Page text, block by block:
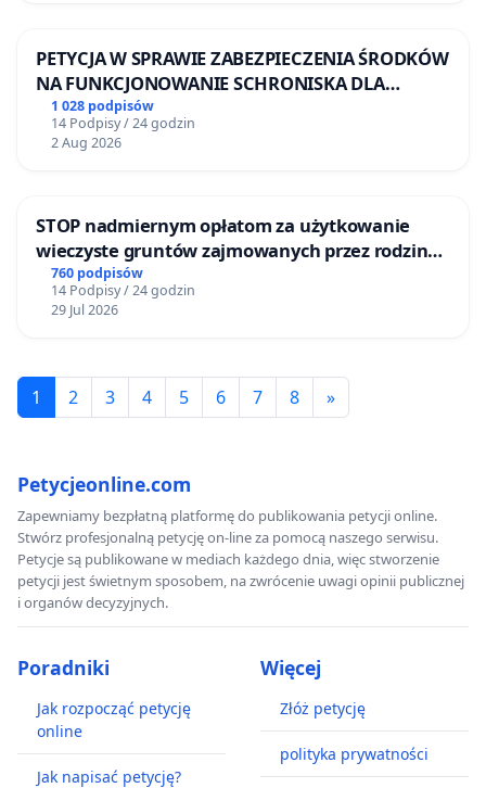
PETYCJA W SPRAWIE ZABEZPIECZENIA ŚRODKÓW
NA FUNKCJONOWANIE SCHRONISKA DLA
BEZDOMNYCH ZWIERZĄT W SKARYSZEWIE
1 028 podpisów
14 Podpisy / 24 godzin
2 Aug 2026
STOP nadmiernym opłatom za użytkowanie
wieczyste gruntów zajmowanych przez rodzinne
ogrody działkowe.
760 podpisów
14 Podpisy / 24 godzin
29 Jul 2026
1 2 3 4 5 6 7 8 »
Petycjeonline.com
Zapewniamy bezpłatną platformę do publikowania petycji online.
Stwórz profesjonalną petycję on-line za pomocą naszego serwisu.
Petycje są publikowane w mediach każdego dnia, więc stworzenie
petycji jest świetnym sposobem, na zwrócenie uwagi opinii publicznej
i organów decyzyjnych.
Poradniki
Jak rozpocząć petycję
online
Jak napisać petycję?
Więcej
Złóż petycję
polityka prywatności